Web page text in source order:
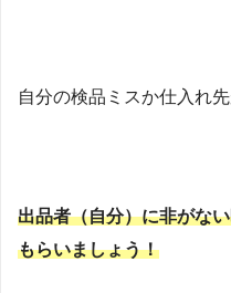
自分の検品ミスか仕入れ
出品者（自分）に非がな
もらいましょう！